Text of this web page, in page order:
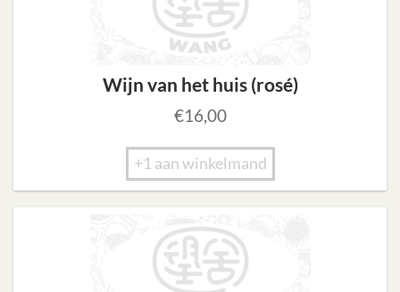
Wijn van het huis (rosé)
€16,00
+1 aan winkelmand